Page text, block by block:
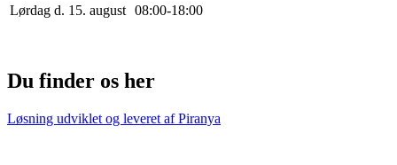
Lørdag d. 15. august 08:00-18:00
Du finder os her
Løsning udviklet og leveret afPiranya